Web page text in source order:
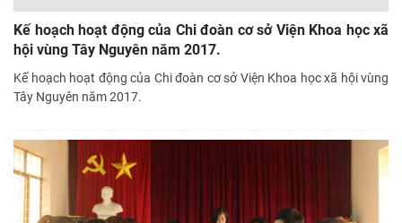
Kế hoạch hoạt động của Chi đoàn cơ sở Viện Khoa học xã
hội vùng Tây Nguyên năm 2017.
Kế hoạch hoạt động của Chi đoàn cơ sở Viện Khoa học xã hội vùng
Tây Nguyên năm 2017.